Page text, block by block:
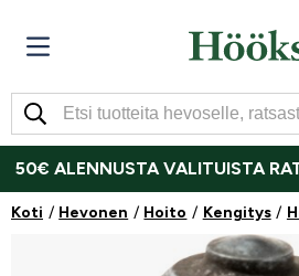
50€ ALENNUSTA VALITUISTA
Koti Hevonen Hoito Kengitys